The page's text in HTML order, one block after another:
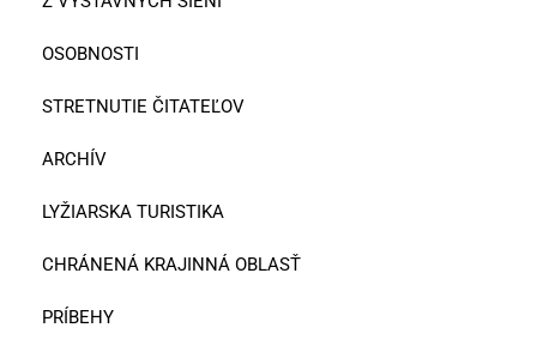
OSOBNOSTI
STRETNUTIE ČITATEĽOV
ARCHÍV
LYŽIARSKA TURISTIKA
CHRÁNENÁ KRAJINNÁ OBLASŤ
PRÍBEHY